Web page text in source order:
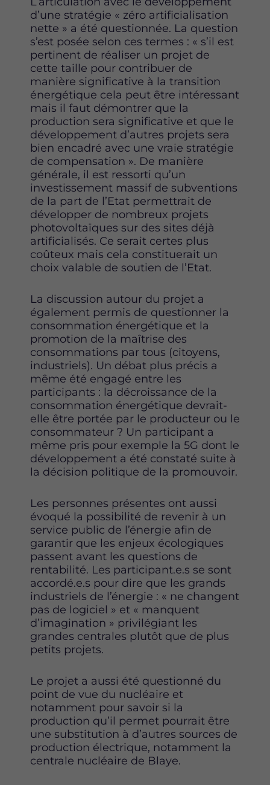
d’une stratégie « zéro artificialisation
nette » a été questionnée. La question
s’est posée selon ces termes : « s’il est
pertinent de réaliser un projet de
cette taille pour contribuer de
manière significative à la transition
énergétique cela peut être intéressant
mais il faut démontrer que la
production sera significative et que le
développement d’autres projets sera
bien encadré avec une vraie stratégie
de compensation ». De manière
générale, il est ressorti qu’un
investissement massif de subventions
de la part de l’Etat permettrait de
développer de nombreux projets
photovoltaïques sur des sites déjà
artificialisés. Ce serait certes plus
coûteux mais cela constituerait un
choix valable de soutien de l’Etat.
La discussion autour du projet a
également permis de questionner la
consommation énergétique et la
promotion de la maîtrise des
consommations par tous (citoyens,
industriels). Un débat plus précis a
même été engagé entre les
participants : la décroissance de la
consommation énergétique devrait-
elle être portée par le producteur ou le
consommateur ? Un participant a
même pris pour exemple la 5G dont le
développement a été constaté suite à
la décision politique de la promouvoir.
Les personnes présentes ont aussi
évoqué la possibilité de revenir à un
service public de l’énergie afin de
garantir que les enjeux écologiques
passent avant les questions de
rentabilité. Les participant.e.s se sont
accordé.e.s pour dire que les grands
industriels de l’énergie : « ne changent
pas de logiciel » et « manquent
d’imagination » privilégiant les
grandes centrales plutôt que de plus
petits projets.
Le projet a aussi été questionné du
point de vue du nucléaire et
notamment pour savoir si la
production qu’il permet pourrait être
une substitution à d’autres sources de
production électrique, notamment la
centrale nucléaire de Blaye.